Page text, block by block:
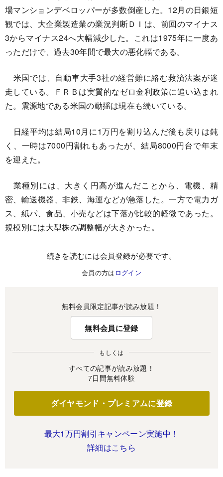
場マンションデベロッパーが多数倒産した。12月の日銀短
観では、大企業製造業の業況判断ＤＩは、前回のマイナス
3からマイナス24へ大幅減少した。これは1975年に一度あ
っただけで、過去30年間で最大の悪化幅である。
米国では、自動車大手3社の経営難に絡む救済法案が迷
走している。ＦＲＢは実質的なゼロ金利政策に追い込まれ
た。震源地である米国の動揺は現在も続いている。
日経平均は結局10月に1万円を割り込んだ後も戻りは鈍
く、一時は7000円割れもあったが、結局8000円台で年末
を迎えた。
業種別には、大きく円高が進んだことから、電機、精
密、輸送機器、非鉄、海運などが急落した。一方で電力ガ
ス、紙パ、食品、小売などは下落が比較的軽微であった。
規模別には大型株の調整幅が大きかった。
続きを読むには会員登録が必要です。
会員の方は ログイン
無料会員限定記事が読み放題！
無料会員に登録
もしくは
すべての記事が読み放題！
7日間無料体験
ダイヤモンド・プレミアムに登録
最大1万円割引キャンペーン実施中！
詳細はこちら